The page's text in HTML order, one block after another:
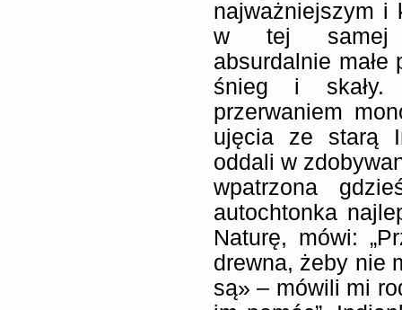
najważniejszym i
w tej samej
absurdalnie
śnieg i skały.
przerwaniem
ujęcia ze starą
oddali w
wpatrzona
autochtonka
Naturę, mówi:
drewna, żeby nie
są» – mówili mi